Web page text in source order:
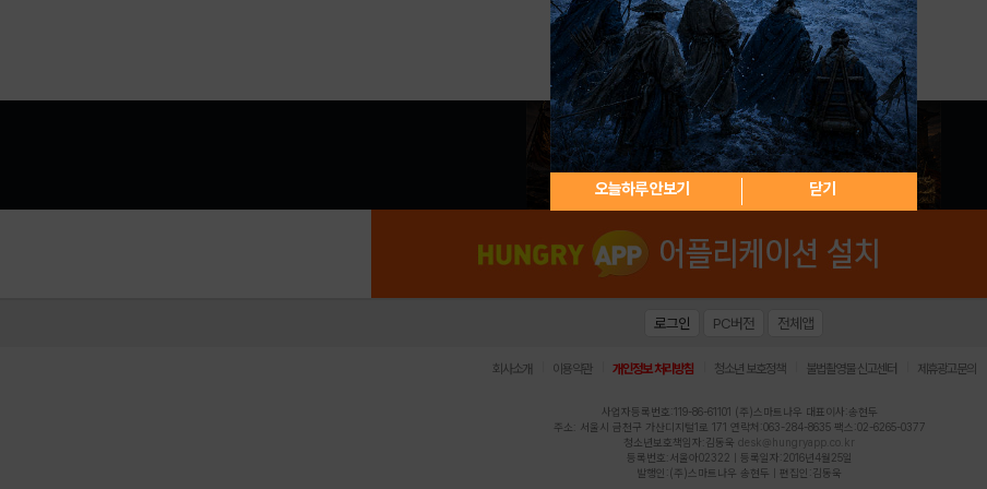
아이디 / 비밀번호 찾기 회원가입
오늘하루 안보기 닫기
로그인 PC버전 전체앱
회사소개 이용약관 개인정보 처리방침 청소년 보호정책 불법촬영물 신고센터 제휴광고문의
사업자등록번호:119-86-61101 (주)스마트나우 대표이사:송현두
주소: 서울시 금천구 가산디지털1로 171 연락처:063-284-8635 팩스:02-6265-0377
청소년보호책임자:김동욱 desk@hungryapp.co.kr
등록번호:서울아02322 | 등록일자:2016년4월25일
발행인:(주)스마트나우 송현두 | 편집인:김동욱